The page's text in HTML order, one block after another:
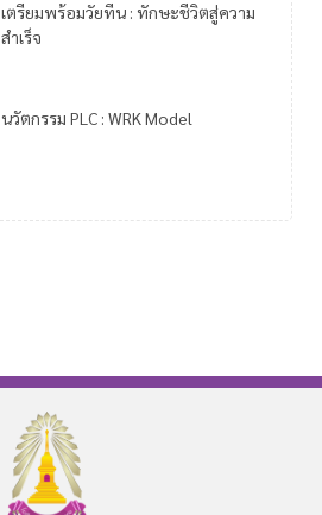
เตรียมพร้อมวัยทีน : ทักษะชีวิตสู่ความ
สำเร็จ
นวัตกรรม PLC : WRK Model